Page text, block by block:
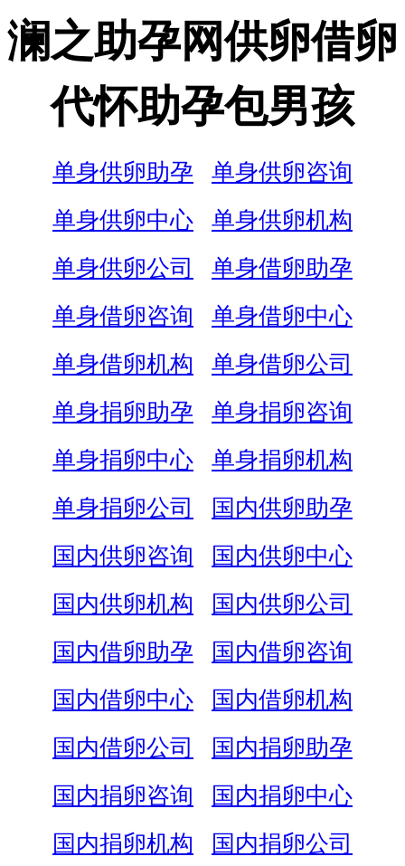
澜之助孕网供卵借卵
代怀助孕包男孩
单身供卵助孕
单身供卵咨询
单身供卵中心
单身供卵机构
单身供卵公司
单身借卵助孕
单身借卵咨询
单身借卵中心
单身借卵机构
单身借卵公司
单身捐卵助孕
单身捐卵咨询
单身捐卵中心
单身捐卵机构
单身捐卵公司
国内供卵助孕
国内供卵咨询
国内供卵中心
国内供卵机构
国内供卵公司
国内借卵助孕
国内借卵咨询
国内借卵中心
国内借卵机构
国内借卵公司
国内捐卵助孕
国内捐卵咨询
国内捐卵中心
国内捐卵机构
国内捐卵公司